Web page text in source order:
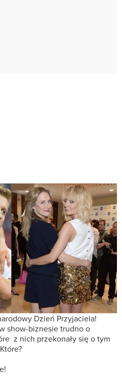
Dzień Przyjaciela!
show-biznesie trudno o
z nich przekonały się o tym